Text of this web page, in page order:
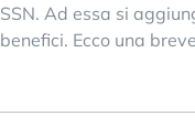
SSN. Ad essa si
benefici. Ecco una